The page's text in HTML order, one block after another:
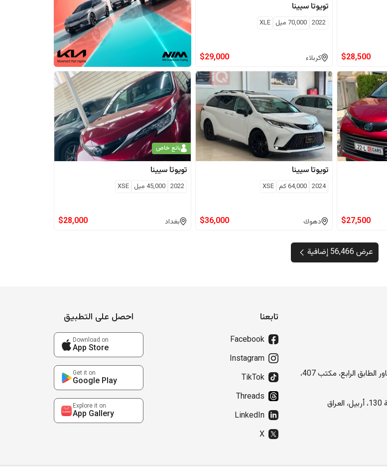
$28,500
تويوتا سيينا
2022
70,000 ميل XLE
كربلاء $29,000
$27,500
تويوتا سيينا
2024
64,000كم XSE
دهوك $36,000
بائع خاص
تويوتا سيينا
2022
45,000 ميل XSE
بغداد $28,000
عرض 56,466 إضافية
شارع الرواد، عمارة بلو تاور الطابق الرابع، مكتب 407،
تابعنا
Facebook
Instagram
TikTok
Threads
LinkedIn
X
احصل على التطبيق
Download on
App Store
Get it on
Google Play
Explore it on
App Gallery